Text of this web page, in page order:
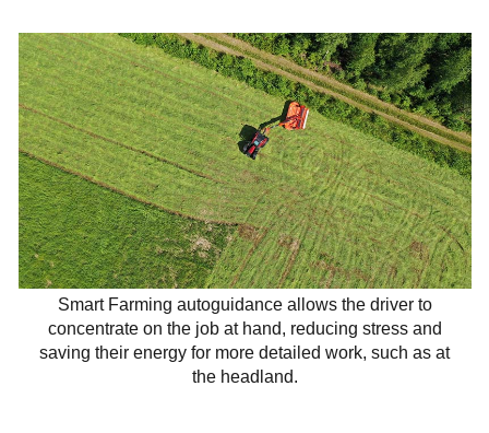
Smart Farming autoguidance allows the driver to
concentrate on the job at hand, reducing stress and
saving their energy for more detailed work, such as at
the headland.